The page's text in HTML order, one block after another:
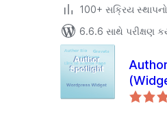
100+ સક્રિય સ્થાપનો
6.6.6 સાથે પરીક્ષણ